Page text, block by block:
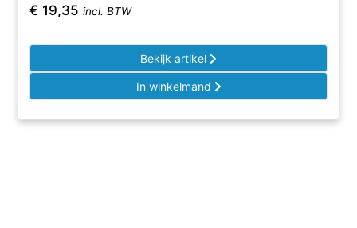
€ 19,35 incl. BTW
Bekijk artikel
In winkelmand